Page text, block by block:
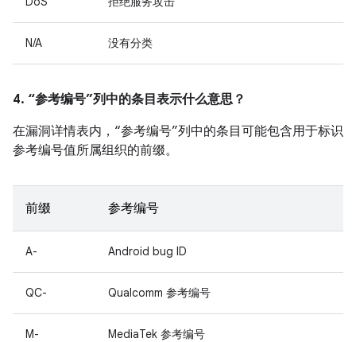
N/A 没有分类
4. “参考编号”列中的条目表示什么意思？
在漏洞详情表内，“参考编号”列中的条目可能包含用于标识
参考编号值所属组织的前缀。
前缀 参考编号
A- Android bug ID
QC- Qualcomm 参考编号
M- MediaTek 参考编号